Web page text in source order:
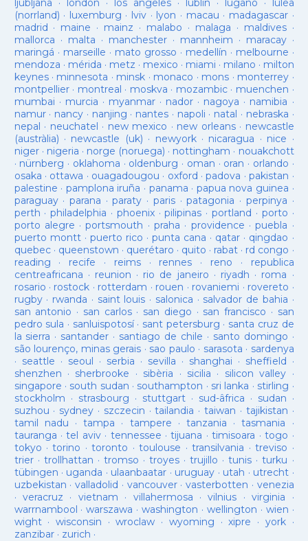
ljubljana · london · los angeles· lublin · lugano · luleå
(norrland) · luxemburg · lviv · lyon · macau · madagascar·
madrid · maine · mainz · malabo · malaga · maldives·
mallorca · malta · manchester· mannheim · maracay·
maringá · marseille · mato grosso · medellín · melbourne ·
mendoza · mérida · metz · mexico · miami · milano · milton
keynes· minnesota · minsk · monaco · mons · monterrey ·
montpellier· montreal · moskva · mozambic· muenchen ·
mumbai · murcia · myanmar· nador · nagoya · namibia ·
namur· nancy · nanjing · nantes · napoli · natal · nebraska ·
nepal · neuchatel · new mexico · new orleans· newcastle
(austràlia) · newcastle (uk) · newyork· nicaragua · nice ·
niger· nigeria · norge (noruega) · nottingham · nouakchott
· nürnberg · oklahoma · oldenburg · oman · oran · orlando ·
osaka · ottawa · ouagadougou · oxford ·padova ·pakistan ·
palestine · pamplona iruña · panama · papua nova guinea ·
paraguay· parana ·paraty · paris·patagonia · perpinya ·
perth ·philadelphia · phoenix·pilipinas ·portland · porto ·
porto alegre ·portsmouth ·praha · providence ·puebla ·
puerto montt· puerto rico ·punta cana · qatar · qingdao ·
quebec· queenstown · querétaro · quito · rabat · rd congo ·
reading · recife · reims· rennes · reno · republica
centreafricana · reunion · rio de janeiro · riyadh · roma ·
rosario · rostock · rotterdam · rouen · rovaniemi · rovereto ·
rugby· rwanda · saint louis · salonica · salvador de bahia ·
san antonio · san carlos· san diego · san francisco · san
pedro sula · sanluispotosí· sant petersburg · santa cruz de
la sierra · santander · santiago de chile · santo domingo ·
são lourenço, minas gerais · sao paulo · sarasota · sardenya
· seattle · seoul · serbia · sevilla · shanghai · sheffield ·
shenzhen · sherbrooke · sibèria · sicilia · silicon valley ·
singapore · south sudan · southampton · sri lanka · stirling ·
stockholm · strasbourg · stuttgart· sud-âfrica · sudan ·
suzhou · sydney · szczecin ·tailandia ·taiwan · tajikistan ·
tamil nadu ·tampa · tampere · tanzania ·tasmania ·
tauranga ·tel aviv· tennessee ·tijuana ·timisoara ·togo ·
tokyo ·torino ·toronto ·toulouse ·transilvania ·treviso ·
trier· trollhattan · tromso · troyes·trujillo ·tunis ·turku ·
tübingen · uganda · ulaanbaatar · uruguay · utah · utrecht ·
uzbekistan · valladolid · vancouver· vasterbotten · venezia
· veracruz · vietnam · villahermosa ·vilnius ·virginia ·
warrnambool ·warszawa ·washington · wellington · wien ·
wight· wisconsin ·wroclaw · wyoming ·xipre · york·
zanzibar· zurich ·